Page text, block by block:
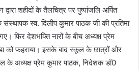
शहीदों के तैलचित्र पर पुष्पांजलि अर्पित
संस्थापक स्व. दिलीप कुमार पाठक जी की प्रतिमा
गए। फिर देशभक्ति नारों के बीच अध्यक्ष प्रेम
को फहराया। इसके बाद स्कूल के छात्रों और
के अध्यक्ष प्रेम कुमार पाठक, निदेशक डॉ0